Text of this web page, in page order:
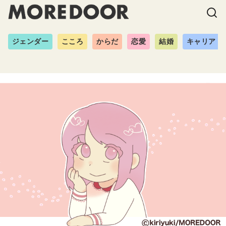
ジェンダー こころ からだ 恋愛 結婚 キャリア